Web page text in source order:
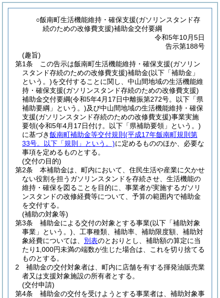
○飯南町生活機能維持・確保支援(ガソリンスタンド存
続のための改修費支援)補助金交付要綱
令和5年10月5日
告示第188号
(趣旨)
第1条
この告示は飯南町生活機能維持・確保支援(ガソリン
スタンド存続のための改修費支援)補助金(以下「補助金」
という。)を交付することに関し、中山間地域の生活機能維
持・確保支援(ガソリンスタンド存続のための改修費支援)
補助金交付要綱(令和5年4月17日中離振第272号。以下「県
補助要綱」という。)及び中山間地域の生活機能維持・確保
支援(ガソリンスタンド存続のための改修費支援)事業実施
要領(令和5年4月17日付け。以下「県補助要領」という。)
に基づき飯南町補助金等交付規則 (平成17年飯南町規則第
33号。以下「規則」という。)に定めるもののほか、必要な
事項を定めるものとする。
(交付の目的)
第2条
本補助金は、町内において、住民生活や産業に欠かせ
ない役割を担うガソリンスタンドを存続させ、生活機能の
維持・確保を図ることを目的に、事業者が実施するガソリ
ンスタンドの改修経費等について、予算の範囲内で補助金
を交付する。
(補助の対象等)
第3条
補助金による交付の対象とする事業(以下「補助対象
事業」という。) 、工事種類、補助率、補助限度額、補助対
象経費については、 別表のとおりとし、補助額の算定に当
たり1,000円未満の端数が生じた場合は、これを切り捨てる
ものとする。
2
補助金の交付対象者は、町内に店舗を有する揮発油販売業
者又は支援対象施設の所有者とする。
(交付申請)
第4条
補助金の交付を受けようとする事業者は、補助対象事